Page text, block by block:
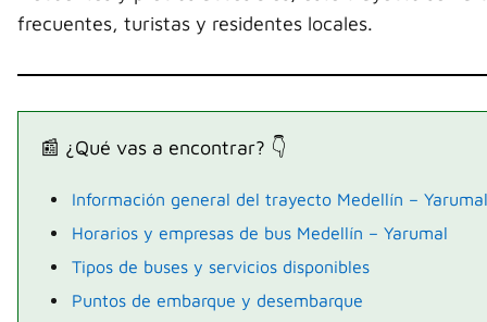
frecuentes, turistas y residentes locales.
📰 ¿Qué vas a encontrar? 👇
Información general del trayecto Medellín – Yarumal
Horarios y empresas de bus Medellín – Yarumal
Tipos de buses y servicios disponibles
Puntos de embarque y desembarque